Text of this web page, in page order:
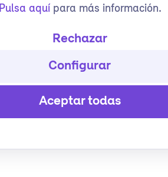
Pulsa aquí para más información.
Rechazar
Configurar
Aceptar todas